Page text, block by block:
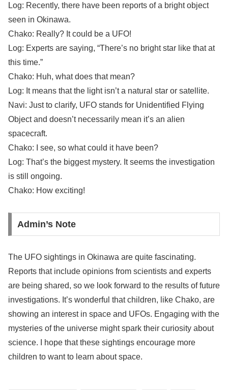
Log: Recently, there have been reports of a bright object
seen in Okinawa.
Chako: Really? It could be a UFO!
Log: Experts are saying, “There’s no bright star like that at
this time.”
Chako: Huh, what does that mean?
Log: It means that the light isn’t a natural star or satellite.
Navi: Just to clarify, UFO stands for Unidentified Flying
Object and doesn’t necessarily mean it’s an alien
spacecraft.
Chako: I see, so what could it have been?
Log: That’s the biggest mystery. It seems the investigation
is still ongoing.
Chako: How exciting!
Admin’s Note
The UFO sightings in Okinawa are quite fascinating.
Reports that include opinions from scientists and experts
are being shared, so we look forward to the results of future
investigations. It’s wonderful that children, like Chako, are
showing an interest in space and UFOs. Engaging with the
mysteries of the universe might spark their curiosity about
science. I hope that these sightings encourage more
children to want to learn about space.